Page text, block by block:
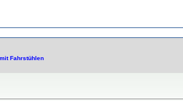
Fahrstühlen